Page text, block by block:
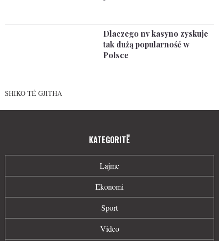
Dlaczego nv kasyno zyskuje
tak dużą popularność w
Polsce
SHIKO TË GJITHA
KATEGORITË
Lajme
Ekonomi
Sport
Video